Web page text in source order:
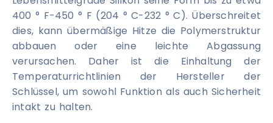
400 ° F-450 ° F (204 ° C-232 ° C). Überschreitet
dies, kann übermäßige Hitze die Polymerstruktur
abbauen oder eine leichte Abgassung
verursachen. Daher ist die Einhaltung der
Temperaturrichtlinien der Hersteller der
Schlüssel, um sowohl Funktion als auch Sicherheit
intakt zu halten.